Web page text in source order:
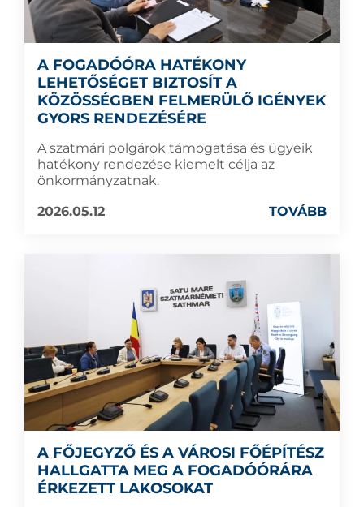
A FOGADÓÓRA HATÉKONY
LEHETŐSÉGET BIZTOSÍT A
KÖZÖSSÉGBEN FELMERÜLŐ IGÉNYEK
GYORS RENDEZÉSÉRE
A szatmári polgárok támogatása és ügyeik
hatékony rendezése kiemelt célja az
önkormányzatnak.
2026.05.12
TOVÁBB
A FŐJEGYZŐ ÉS A VÁROSI FŐÉPÍTÉSZ
HALLGATTA MEG A FOGADÓÓRÁRA
ÉRKEZETT LAKOSOKAT